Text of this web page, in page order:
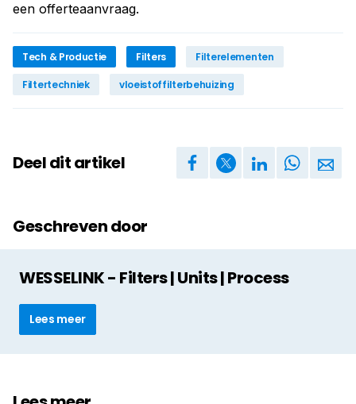
een offerteaanvraag.
Tech & Productie Filters Filterelementen
Filtertechniek vloeistoffilterbehuizing
Deel dit artikel
Geschreven door
WESSELINK - Filters | Units | Process
Lees meer